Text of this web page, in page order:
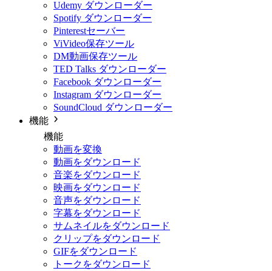
Udemy ダウンローダー
Spotify ダウンローダー
Pinterestセーバー
ViVideo保存ツール
DM動画保存ツール
TED Talks ダウンローダー
Facebook ダウンローダー
Instagram ダウンローダー
SoundCloud ダウンローダー
機能
機能
動画を変換
動画をダウンロード
音楽をダウンロード
映画をダウンロード
音声をダウンロード
字幕をダウンロード
サムネイルをダウンロード
クリップをダウンロード
GIFをダウンロード
トークをダウンロード